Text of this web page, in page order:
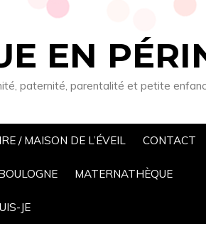
EN
paternité, parentalité et petite
/ MAISON DE L’ÉVEIL CONTACT
MATERNATHÈQUE
JE